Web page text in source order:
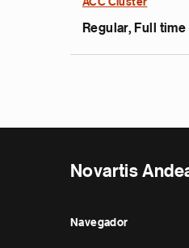
ACC Cluster
Regular, Full time
Novartis
Navegador